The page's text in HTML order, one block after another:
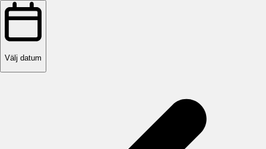
Välj datum